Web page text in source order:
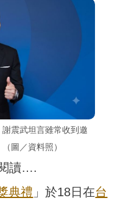
震武坦言雖常收到邀
圖／資料照）
讀….
典禮 」於18日在台